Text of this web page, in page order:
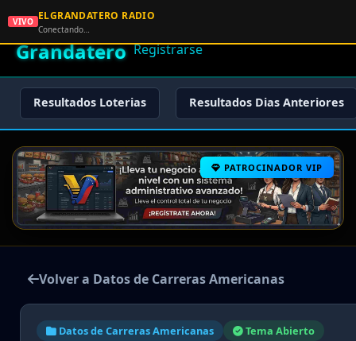
🌟 El
Grandatero Registrarse
Resultados Loterias Resultados Dias Anteriores
PATROCINADOR VIP
Volver a Datos de Carreras Americanas
Datos de Carreras Americanas Tema Abierto
VIVO ELGRANDATERO RADIO
Conectando…